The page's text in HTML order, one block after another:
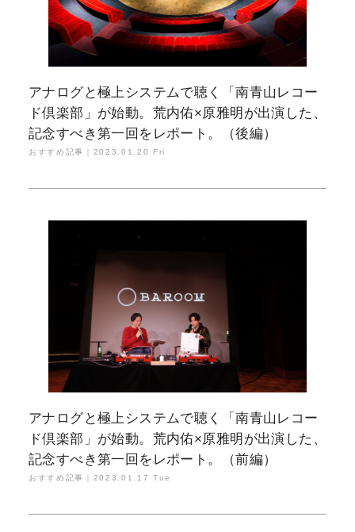
アナログと極上システムで聴く「南青山レコー
ド倶楽部」が始動。荒内佑×原雅明が出演した、
記念すべき第一回をレポート。（後編）
おすすめ記事｜ 2023.01.20 Fri
アナログと極上システムで聴く「南青山レコー
ド倶楽部」が始動。荒内佑×原雅明が出演した、
記念すべき第一回をレポート。（前編）
おすすめ記事｜ 2023.01.17 Tue